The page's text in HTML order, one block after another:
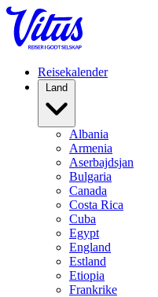
Reisekalender
Albania
Armenia
Aserbajdsjan
Bulgaria
Canada
Costa Rica
Cuba
Egypt
England
Estland
Etiopia
Frankrike